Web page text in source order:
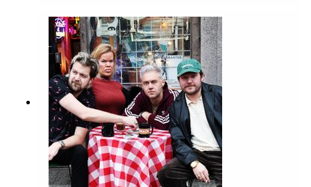
han träffa sina barn en sista gång? Etik på
eftermiddagen:🥶 Är det rätt att bjuda in Mikael
Leijnegard i värmen igen? 👶 Ska man posta
bilder på döda foster på facebook? 👨‍⚖️ Är Daniels
Nanskogs försvarstal BRA eller lite
patetiskt? 🇬🇲 Mikael Fjelldal uppdaterar oss om
livet som särbo med sin pojkvän från Gambia som
flydde till Italien.Hela avsnittet på
patreon.com/gottsnack